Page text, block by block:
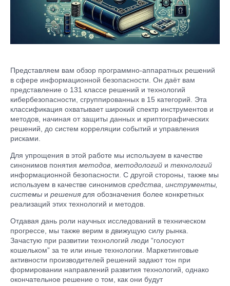
Представляем вам обзор программно-аппаратных решений
в сфере информационной безопасности. Он даёт вам
представление о 131 классе решений и технологий
кибербезопасности, сгруппированных в 15 категорий. Эта
классификация охватывает широкий спектр инструментов и
методов, начиная от защиты данных и криптографических
решений, до систем корреляции событий и управления
рисками.
Для упрощения в этой работе мы используем в качестве
синонимов понятия методов, методологий и технологий
информационной безопасности. С другой стороны, также мы
используем в качестве синонимов средства, инструменты,
системы и решения для обозначения более конкретных
реализаций этих технологий и методов.
Отдавая дань роли научных исследований в техническом
прогрессе, мы также верим в движущую силу рынка.
Зачастую при развитии технологий люди “голосуют
кошельком” за те или иные технологии. Маркетинговые
активности производителей решений задают тон при
формировании направлений развития технологий, однако
окончательное решение о том, как они будут